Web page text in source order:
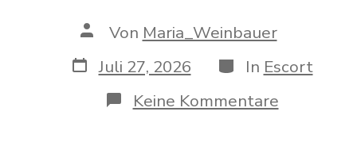
Beitragsautor
Von Maria_Weinbauer
Veröffentlichungsdatum
Juli 27, 2026 Kategorien
In Escort
Keine Kommentarezu
Geliebte